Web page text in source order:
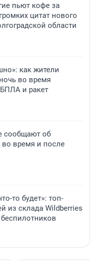
пьют кофе за
цитат нового
области
как жители
во время
и ракет
сообщают об
во время и после
то будет»: топ-
из склада Wildberries